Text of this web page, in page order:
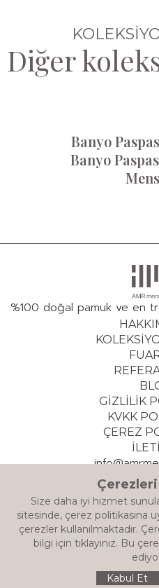
Size daha iyi hizmet
sitesinde, çerez politikasına
çerezler kullanılmaktadır.
bilgi için tıklayınız. Bu
Kabul Et
Diğer
Banyo
Banyo
%100 doğal pamuk ve en
GİZLİLİK
KVKK
ÇEREZ
+90 532
© 2026 AMR TEKSTİL TİC.
Designed